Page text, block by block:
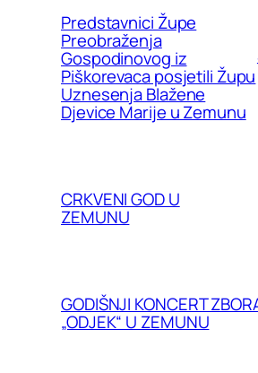
Predstavnici Župe
Preobraženja
Gospodinovog iz
Piškorevaca posjetili Župu
Uznesenja Blažene
Djevice Marije u Zemunu
CRKVENI GOD U
ZEMUNU
GODIŠNJI KONCERT
„ODJEK“ U ZEMUNU